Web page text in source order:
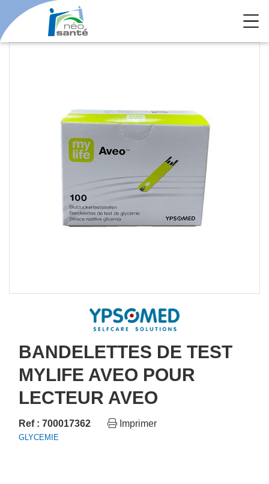
BANDELETTES DE TEST
MYLIFE AVEO POUR
LECTEUR AVEO
Ref : 700017362 Imprimer
GLYCEMIE